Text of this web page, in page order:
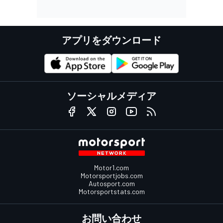
アプリをダウンロード
ソーシャルメディア
Motor1.com
Motorsportjobs.com
Autosport.com
Motorsportstats.com
お問い合わせ